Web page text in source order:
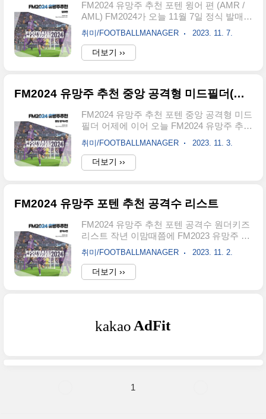
FM2024 유망주 추천 중앙 미드필더 편 뿐
아니라 기존에 소개해드린 다양한 포지션의
유망주 추천 콘텐츠도 많은 관심 부탁드립
니다. FM2024 유망주 추천 중앙 미드필더
(CM) 01. JUDE BELLINGHAM JUDE
FM2024 유망주 추천 포텐 윙어 편 (AMR /
AML) FM2024가 오늘 11월 7일 정식 발매가
시작되었습니다. 저는 여러분들의 즐거운
플레이를 위해서 FM2024 유망주 추천 공격
수 편 / 중앙 공격형 미드필더를 소개해드렸
는데요. 오늘은 공격력을 좀 더 업그레이드
하여 하단에 링크를 남겨드리겠습니다.
FM2024 유망주 추천 포텐공격수 원더키즈
리스트작년 이맘때쯤에 FM2023 유망주 추
천 콘텐츠로 인사드렸는데 1년이라는 시간
니다. 11월 7일까지는 '사전구매'
취미/FOOTBALLMANAGER 2023. 11. 7.
더보기 ››
FM2024 유망주 추천 중앙 공격형 미드필더(AMC)
FM2024 유망주 추천 포텐 중앙 공격형 미드
필더 어제에 이어 오늘 FM2024 유망주 추천
콘텐츠 에 이어 AMC 포지션으로 찾아왔습
니다. 지난 콘텐츠는 아래의 링크를 통해 확
인하시고 조금이나마 도움이 되셨으면 좋겠
습니다. FM2024 유망주 포텐 추천 공격수
망주 추천 콘텐츠로 인사드렸는데 1년이라
매가 됩니다. 11월 7일까지는 '사전구매
h2seungwon.com 제가 소개해드리는
FM2024 유망주들은 20세 이하의 포텐 높은
선수들을 추천드리는 점 참고 바랍니다. 그
럼 본격적으로 오늘의 콘텐츠 FM2024 유망
취미/FOOTBALLMANAGER 2023. 11. 3.
더보기 ››
FM2024 유망주 포텐 추천 공격수 리스트
FM2024 유망주 추천 포텐 공격수 원더키즈
리스트 작년 이맘때쯤에 FM2023 유망주 추
천 콘텐츠로 인사드렸는데 1년이라는 시간
이 흘러 FM2024가 11월 7일 공식 발매가 됩
니다. 11월 7일까지는 '사전구매'로 10% 할
인된 가격으로 구매하실 수 있고 얼리액세
선수 리스트 모음 안녕하세요. 로드리입니
성했던 FM2023 유망주 추천 공격수 리스트
취미/FOOTBALLMANAGER 2023. 11. 2.
더보기 ››
1